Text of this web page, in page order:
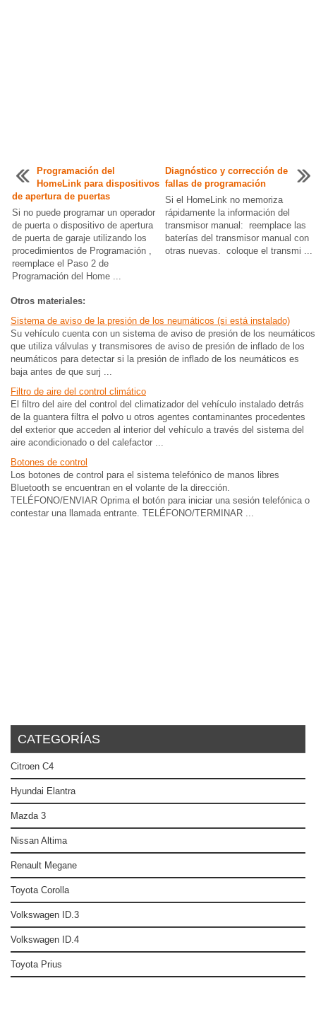
Programación del
HomeLink para dispositivos
de apertura de puertas
Si no puede programar un operador
de puerta o dispositivo de apertura
de puerta de garaje utilizando los
procedimientos de Programación ,
reemplace el Paso 2 de
Programación del Home ...
Diagnóstico y corrección de
fallas de programación
Si el HomeLink no memoriza
rápidamente la información del
transmisor manual: reemplace las
baterías del transmisor manual con
otras nuevas. coloque el transmi ...
Otros materiales:
Sistema de aviso de la presión de los neumáticos (si está instalado)
Su vehículo cuenta con un sistema de aviso de presión de los neumáticos
que utiliza válvulas y transmisores de aviso de presión de inflado de los
neumáticos para detectar si la presión de inflado de los neumáticos es
baja antes de que surj ...
Filtro de aire del control climático
El filtro del aire del control del climatizador del vehículo instalado detrás
de la guantera filtra el polvo u otros agentes contaminantes procedentes
del exterior que acceden al interior del vehículo a través del sistema del
aire acondicionado o del calefactor ...
Botones de control
Los botones de control para el sistema telefónico de manos libres
Bluetooth se encuentran en el volante de la dirección.
TELÉFONO/ENVIAR Oprima el botón para iniciar una sesión telefónica o
contestar una llamada entrante. TELÉFONO/TERMINAR ...
CATEGORÍAS
Citroen C4
Hyundai Elantra
Mazda 3
Nissan Altima
Renault Megane
Toyota Corolla
Volkswagen ID.3
Volkswagen ID.4
Toyota Prius